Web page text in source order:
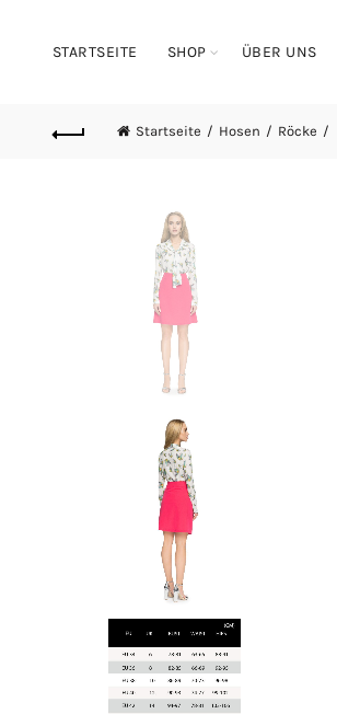
STARTSEITE SHOP ÜBER UNS
Startseite Hosen Röcke